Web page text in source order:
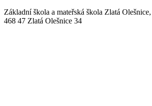
Základní škola a mateřská škola Zlatá Olešnice,
468 47 Zlatá Olešnice 34